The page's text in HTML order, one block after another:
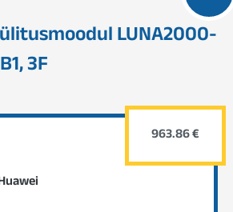
LUNA2000-
3F
963.86 €